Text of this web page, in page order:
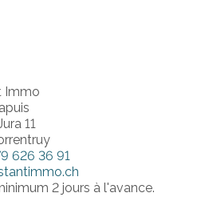
Immo
11
626 36 91
2 jours à l'avance.